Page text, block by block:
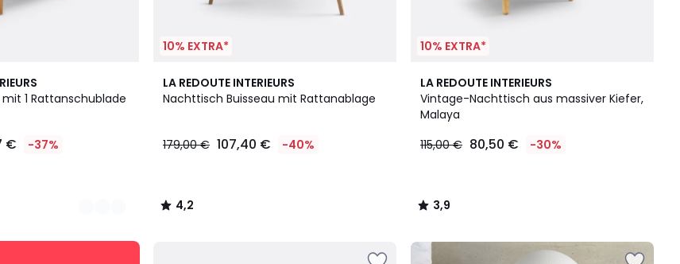
1 Rattanschublade
€ -37%
10% EXTRA*
LA REDOUTE INTERIEURS
Nachttisch Buisseau mit Rattanablage
179,00 € 107,40 € -40%
4,2
/ 5
4,2
/
10% EXTRA*
LA REDOUTE INTERIEURS
Vintage-Nachttisch aus massiver Kiefer,
Malaya
115,00 € 80,50 € -30%
3,9
/ 5
3,9
/